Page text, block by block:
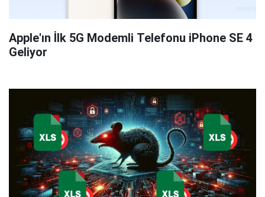
Apple'ın İlk 5G Modemli Telefonu iPhone SE 4
Geliyor